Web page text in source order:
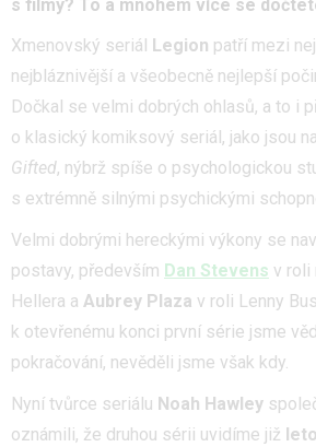
s filmy? To a mnohem více se
Xmenovský seriál
Legion patří mezi
nejbláznivější a všeobecně nejlepší
Dočkal se velmi dobrých ohlasů, a to i
o klasický komiksový seriál, jako jsou
Gifted, nýbrž spíše o psychologickou
s extrémně silnými psychickými
Velmi dobrými hereckými výkony se
postavy, především Dan Stevens v roli
Hellera a Aubrey Plaza v roli Lenny
k otevřenému konci první série jsme
pokračování, nevěděli jsme však kdy.
Nyní tvůrce seriálu Noah Hawley
oznámili, že druhou sérii uvidíme již